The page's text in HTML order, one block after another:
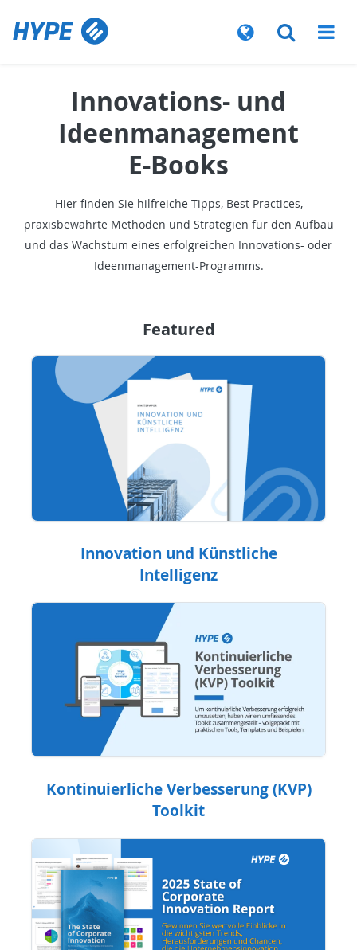
Innovations- und
Ideenmanagement
E-Books
Hier finden Sie hilfreiche Tipps, Best Practices,
praxisbewährte Methoden und Strategien für den Aufbau
und das Wachstum eines erfolgreichen Innovations- oder
Ideenmanagement-Programms.
Featured
Innovation und Künstliche
Intelligenz
Kontinuierliche Verbesserung (KVP)
Toolkit